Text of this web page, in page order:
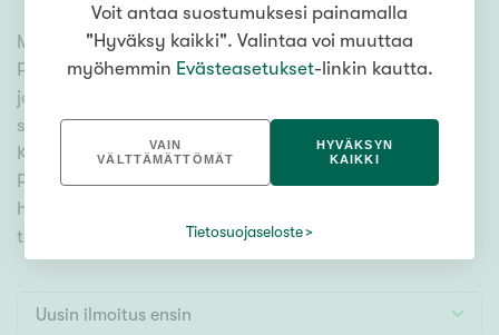
Asuntotyyppi
Kerros-/luhtitalo
Rivitalo/paritalo
Omakoti-/erillistalo
Maa- tai metsätila
Vapaa-ajan asunto
Autotalli
Meiltä löydät myytävät asunnot Kouvola Pikku-
Palomäki, oli tarpeesi mikä vain! Tuhansien kohteiden
ja satojen kiinteistönvälittäjien verkostomme auttaa
sinua kenties elämäsi tärkeimmässä päätöksessä.
Katso alta kaikki myytävät asunnot Kouvola Pikku-
Palomäki. Hyödynnä myös kätevää
hakutyökaluamme, jonka avulla löydät omien
toiveidesi mukaisen kodin.
Uusin ilmoitus ensin
Voit antaa suostumuksesi painamalla
"Hyväksy kaikki". Valintaa voi muuttaa
myöhemmin Evästeasetukset-linkin kautta.
VAIN
VÄLTTÄMÄTTÖMÄT
HYVÄKSYN
KAIKKI
Tietosuojaseloste